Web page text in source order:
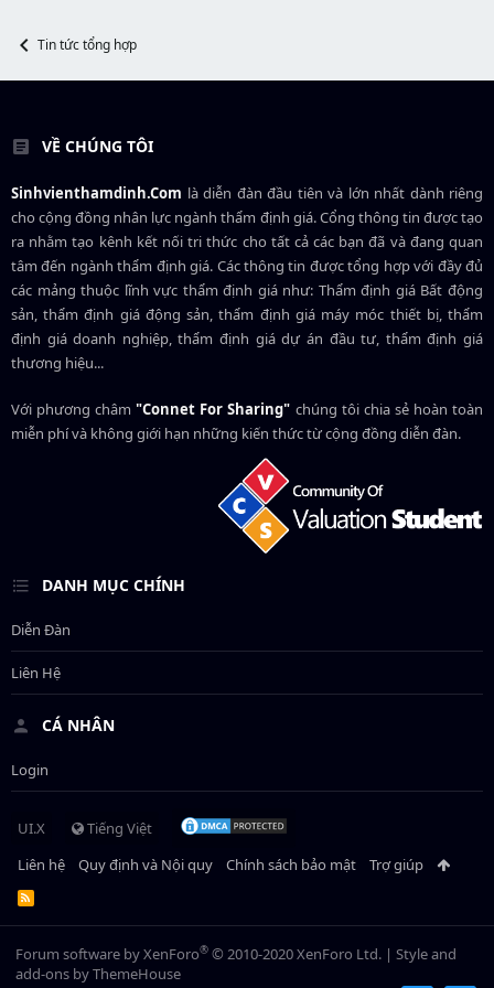
r
Tin tức tổng hợp
VỀ CHÚNG TÔI
Sinhvienthamdinh.Com là diễn đàn đầu tiên và lớn nhất dành riêng
cho cộng đồng nhân lực ngànhthẩm định giá. Cổng thông tin được tạo
ra nhằm tạo kênh kết nối tri thức cho tất cả các bạn đã và đang quan
tâm đến ngành thẩm định giá. Các thông tin được tổng hợp với đầy đủ
các mảng thuộc lĩnh vực thẩm định giá như: Thẩm định giá Bất động
sản, thẩm định giá động sản, thẩm định giá máy móc thiết bị, thẩm
định giá doanh nghiệp, thẩm định giá dự án đầu tư, thẩm định giá
thương hiệu...
Với phương châm"Connet For Sharing" chúng tôi chia sẻ hoàn toàn
miễn phí và không giới hạn những kiến thức từ cộng đồng diễn đàn.
DANH MỤC CHÍNH
Diễn Đàn
Liên Hệ
CÁ NHÂN
Login
UI.X
Tiếng Việt
Liên hệ
Quy định và Nội quy Chính sách bảo mật Trợ giúp
R
S
Forum software by XenForo® © 2010-2020 XenForo Ltd. | Style and
add-ons by ThemeHouse